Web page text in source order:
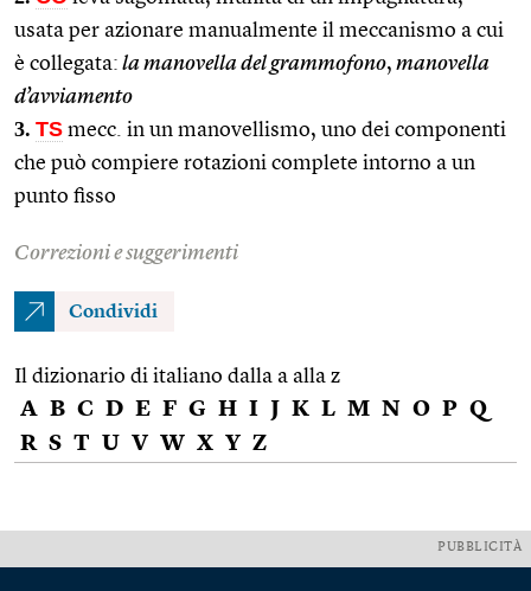
usata per azionare manualmente il meccanismo a cui
è collegata: la manovella del grammofono, manovella
d’avviamento
3. TS mecc. in un manovellismo, uno dei componenti
che può compiere rotazioni complete intorno a un
punto fisso
Correzioni e suggerimenti
Condividi
Il dizionario di italiano dalla a alla z
A B C D E F G H I J K L M N O P Q
R S T U V W X Y Z
PUBBLICITÀ